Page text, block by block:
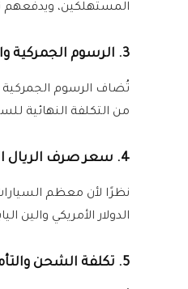
المستهلكين، ويدفعهم
3. الرسوم الجمركية والضرائب
من التكلفة النهائية
4. سعر صرف الريال السعودي
نظرًا لأن معظم
الدولار الأمريكي والين
5. تكلفة الشحن والتأمين